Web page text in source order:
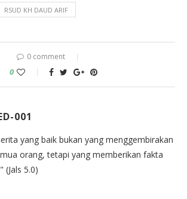
RSUD KH DAUD ARIF
0 comment
0
001
yang baik bukan yang menggembirakan
orang, tetapi yang memberikan fakta
(Jals 5.0)